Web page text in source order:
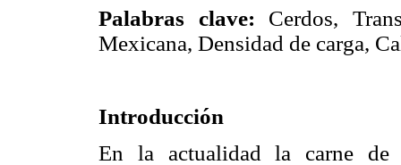
Palabras clave: Cerdos,
Mexicana, Densidad de carga,
Introducción
En la actualidad la carne de